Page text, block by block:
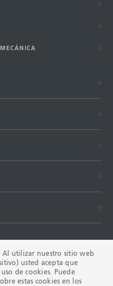
FAQ
Al utilizar nuestro sitio web
usted acepta que
de cookies. Puede
estas cookies en los